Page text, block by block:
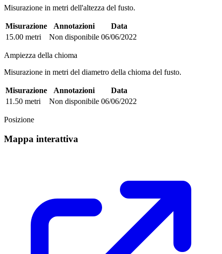
Misurazione in metri dell'altezza del fusto.
Misurazione Annotazioni
Data
15.00 metri
Non disponibile 06/06/2022
Ampiezza della chioma
Misurazione in metri del diametro della chioma del fusto.
Misurazione Annotazioni
Data
11.50 metri
Non disponibile 06/06/2022
Posizione
Mappa interattiva